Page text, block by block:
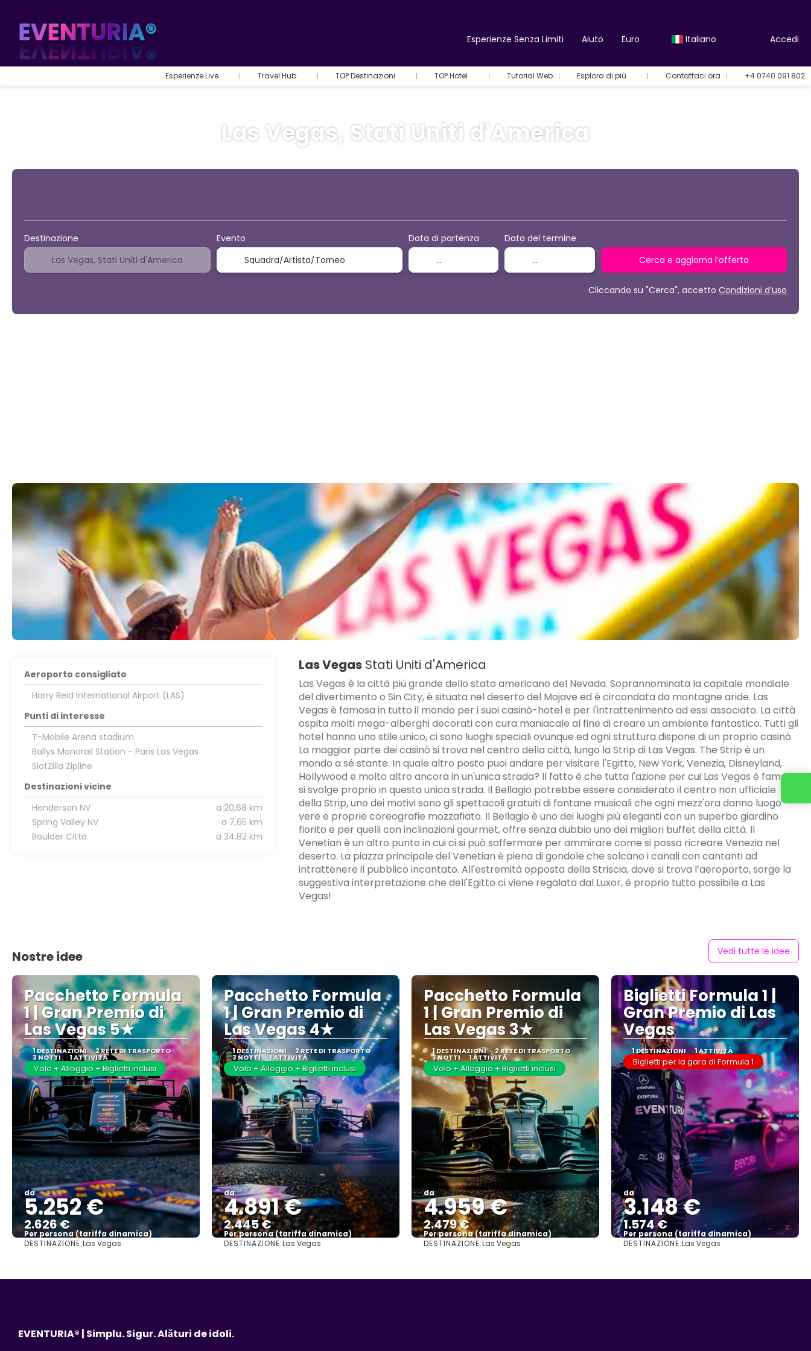
Esperienze Senza Limiti Aiuto Euro Italiano Accedi
Esperienze Live Travel Hub TOP Destinazioni TOP Hotel Tutorial Web Esplora di più Contattaci ora +4 0740 091 802
Las Vegas, Stati Uniti d'America
Destinazione Evento Data di partenza
Data del termine
Cerca e aggiorna l’offerta
Cliccando su "Cerca", accetto Condizioni d’uso
Las VegasStati Uniti d'America
Las Vegas è la città più grande dello stato americano del Nevada. Soprannominata la capitale mondiale
del divertimento o Sin City, è situata nel deserto del Mojave ed è circondata da montagne aride. Las
Vegas è famosa in tutto il mondo per i suoi casinò-hotel e per l'intrattenimento ad essi associato. La città
ospita molti mega-alberghi decorati con cura maniacale al fine di creare un ambiente fantastico. Tutti gli
hotel hanno uno stile unico, ci sono luoghi speciali ovunque ed ogni struttura dispone di un proprio casinò.
La maggior parte dei casinò si trova nel centro della città, lungo la Strip di Las Vegas. The Strip è un
mondo a sé stante. In quale altro posto puoi andare per visitare l'Egitto, New York, Venezia, Disneyland,
Hollywood e molto altro ancora in un'unica strada? Il fatto è che tutta l'azione per cui Las Vegas è famosa
si svolge proprio in questa unica strada. Il Bellagio potrebbe essere considerato il centro non ufficiale
della Strip, uno dei motivi sono gli spettacoli gratuiti di fontane musicali che ogni mezz'ora danno luogo
vere e proprie coreografie mozzafiato. Il Bellagio è uno dei luoghi più eleganti con un superbo giardino
fiorito e per quelli con inclinazioni gourmet, offre senza dubbio uno dei migliori buffet della città. Il
Venetian è un altro punto in cui ci si può soffermare per ammirare come si possa ricreare Venezia nel
deserto. La piazza principale del Venetian è piena di gondole che solcano i canali con cantanti ad
intrattenere il pubblico incantato. All'estremità opposta della Striscia, dove si trova l’aeroporto, sorge la
suggestiva interpretazione che dell'Egitto ci viene regalata dal Luxor, è proprio tutto possibile a Las
Vegas!
Aeroporto consigliato
Harry Reid International Airport (LAS)
Punti di interesse
T-Mobile Arena stadium
Ballys Monorail Station - Paris Las Vegas
SlotZilla Zipline
Destinazioni vicine
Henderson NV
a 20,68 km
Spring Valley NV
a 7,65 km
Boulder Città
a 34,82 km
Nostre idee Vedi tutte le idee
Pacchetto Formula
1 | Gran Premio di
Las Vegas 5★
1 DESTINAZIONI 2 RETE DI TRASPORTO
3 NOTTI 1 ATTIVITÀ
Volo + Alloggio + Biglietti inclusi
da
5.252 €
2.626 €
Per persona (tariffa dinamica)
Vedere di più
DESTINAZIONE:Las Vegas
Pacchetto Formula
1 | Gran Premio di
Las Vegas 4★
1 DESTINAZIONI 2 RETE DI TRASPORTO
3 NOTTI 1 ATTIVITÀ
Volo + Alloggio + Biglietti inclusi
da
4.891 €
2.445 €
Per persona (tariffa dinamica)
Vedere di più
DESTINAZIONE:Las Vegas
Pacchetto Formula
1 | Gran Premio di
Las Vegas 3★
1 DESTINAZIONI 2 RETE DI TRASPORTO
3 NOTTI 1 ATTIVITÀ
Volo + Alloggio + Biglietti inclusi
da
4.959 €
2.479 €
Per persona (tariffa dinamica)
Vedere di più
DESTINAZIONE:Las Vegas
Biglietti Formula 1 |
Gran Premio di Las
Vegas
1 DESTINAZIONI 1 ATTIVITÀ
Biglietti per la gara di Formula 1
da
3.148 €
1.574 €
Per persona (tariffa dinamica)
Vedere di più
DESTINAZIONE:Las Vegas
EVENTURIA® | Simplu. Sigur. Alături de idoli.